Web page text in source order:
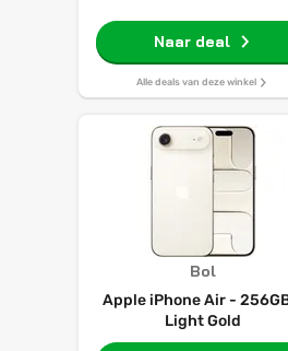
Naar deal
Alle deals van deze winkel
Bol
Apple iPhone Air -
Light Gold